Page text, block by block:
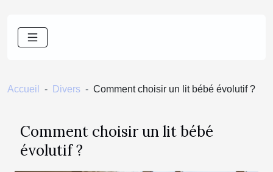
Accueil Divers Comment choisir un lit bébé évolutif ?
Comment choisir un lit bébé
évolutif ?